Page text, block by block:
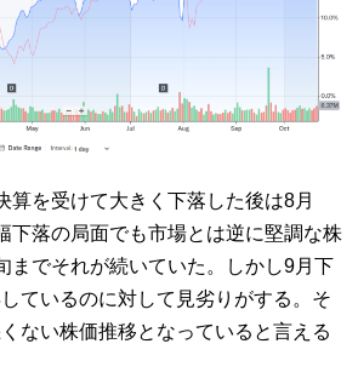
算を受けて大きく下落した後は8月
下落の局面でも市場とは逆に堅調な株
までそれが続いていた。しかし9月下
ているのに対して見劣りがする。そ
ない株価推移となっていると言える